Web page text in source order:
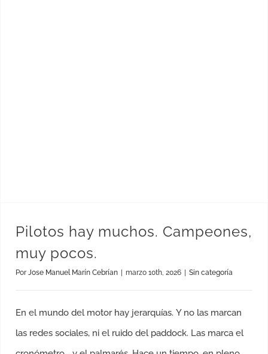
Pilotos hay muchos. Campeones,
muy pocos.
PorJose Manuel Marín Cebrían marzo 10th, 2026 Sin categoría
En el mundo del motor hay jerarquías. Y no las marcan
las redes sociales, ni el ruido del paddock. Las marca el